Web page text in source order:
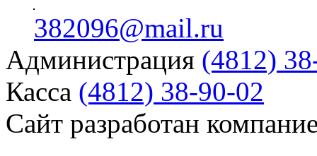
382096@mail.ru
Администрация (4812)
Касса (4812) 38-90-02
Сайт разработан